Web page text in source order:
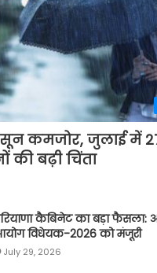
कमजोर, जुलाई में
की बढ़ी चिंता
कैबिनेट का बड़ा
विधेयक-2026 को मंजूरी
July 29, 2026